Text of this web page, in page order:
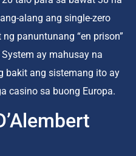
alang ang single-zero
panuntunang “en prison”
System ay mahusay na
bakit ang sistemang ito ay
casino sa buong Europa.